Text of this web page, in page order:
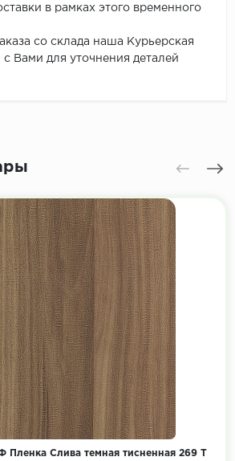
в рамках этого временного
со склада наша Курьерская
Вами для уточнения деталей
Слива темная тисненная 269 Т